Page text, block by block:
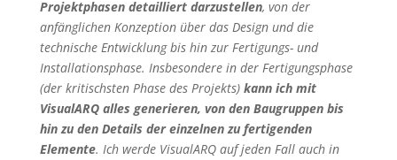
Projektphasen detailliert darzustellen, von der
anfänglichen Konzeption über das Design und die
technische Entwicklung bis hin zur Fertigungs- und
Installationsphase. Insbesondere in der Fertigungsphase
(der kritischsten Phase des Projekts) kann ich mit
VisualARQ alles generieren, von den Baugruppen bis
hin zu den Details der einzelnen zu fertigenden
Elemente. Ich werde VisualARQ auf jeden Fall auch in